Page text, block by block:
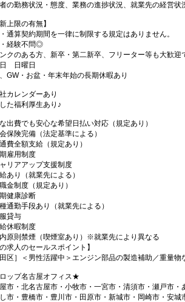
の勤務状況・態度、業務の進捗状況、就業先の経営状
新上限の有無】
通算契約期間を一律に制限する規定はありません。
経験不問◎
クのある方、新卒・第二新卒、フリーター等も大歓迎
日曜日
GW・お盆・年末年始の長期休暇あり
カレンダーあり
た福利厚生あり♪
出費でも安心な希望日払い対応（規定あり）
保険完備（法定基準による）
費全額支給（規定あり）
雇用制度
リアアップ支援制度
あり（就業先による）
金制度（規定あり）
健康診断
通勤手段あり（就業先による）
貸与
休暇制度
原則禁煙（喫煙室あり）※就業先により異なる
の求人のセールスポイント】
田区］＜男性活躍中＞エンジン部品の製造補助／重量
ップ名古屋オフィス★
市・北名古屋市・小牧市・一宮市・清須市・瀬戸市・
市・豊橋市・豊川市・田原市・新城市・岡崎市・安城